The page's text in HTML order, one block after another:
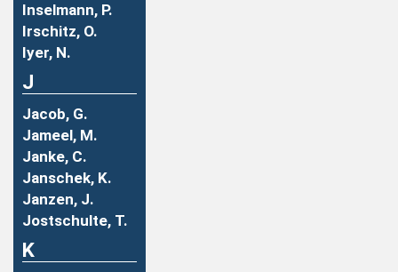
Inselmann, P.
Irschitz, O.
Iyer, N.
J
Jacob, G.
Jameel, M.
Janke, C.
Janschek, K.
Janzen, J.
Jostschulte, T.
K